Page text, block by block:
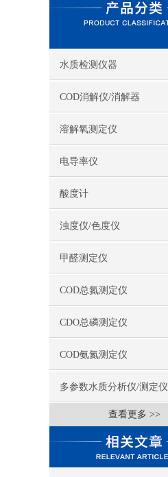
水质检测仪器
COD消解仪/消解器
溶解氧测定仪
电导率仪
酸度计
浊度仪/色度仪
甲醛测定仪
COD总氮测定仪
CDO总磷测定仪
COD氨氮测定仪
多参数水质分析仪/测定仪
查看更多 >>